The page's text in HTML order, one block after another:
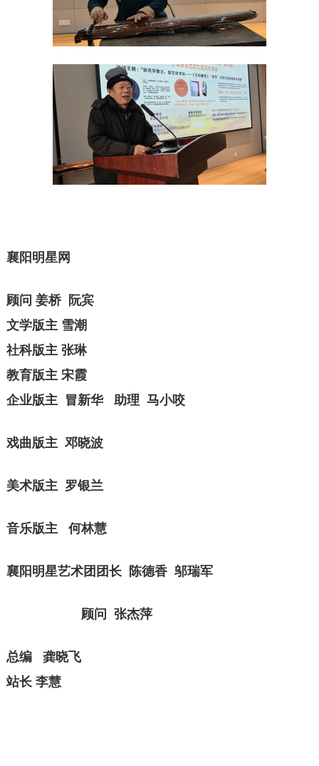
襄阳明星网
顾问 姜桥 阮宾
文学版主 雪潮
社科版主 张琳
教育版主 宋霞
企业版主 冒新华 助理 马小咬
戏曲版主 邓晓波
美术版主 罗银兰
音乐版主 何林慧
襄阳明星艺术团团长 陈德香 邬瑞军
顾问 张杰萍
总编 龚晓飞
站长 李慧